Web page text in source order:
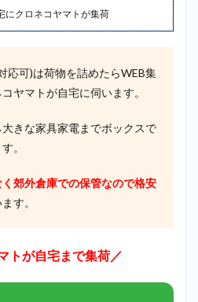
にクロネコヤマトが集荷
応可)は荷物を詰めたらWEB集
ヤマトが自宅に伺います。
きな家具家電までボックスで
。
郊外倉庫での保管なので格安
す。
トが自宅まで集荷／